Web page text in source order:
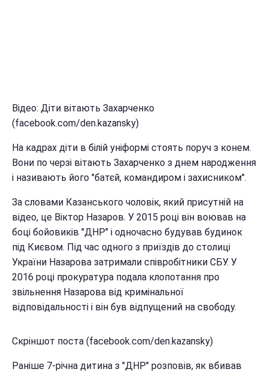
Відео: Діти вітають Захарченко
(facebook.com/den.kazansky)
На кадрах діти в білій уніформі стоять поруч з конем.
Вони по черзі вітають Захарченко з днем ​​народження
і називають його "батєй, командиром і захисником".
За словами Казанського чоловік, який присутній на
відео, це Віктор Назаров. У 2015 році він воював на
боці бойовиків "ДНР" і одночасно будував будинок
під Києвом. Під час одного з приїздів до столиці
України Назарова затримали співробітники СБУ. У
2016 році прокуратура подала клопотання про
звільнення Назарова від кримінальної
відповідальності і він був відпущений на свободу.
Скріншот поста (facebook.com/den.kazansky)
Раніше 7-річна дитина з "ДНР" розповів, як вбивав